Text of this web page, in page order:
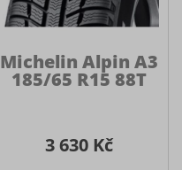
Michelin Alpin A3
185/65 R15 88T
3 630 Kč